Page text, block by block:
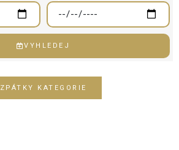
VYHLEDEJ
ZPÁTKY KATEGORIE